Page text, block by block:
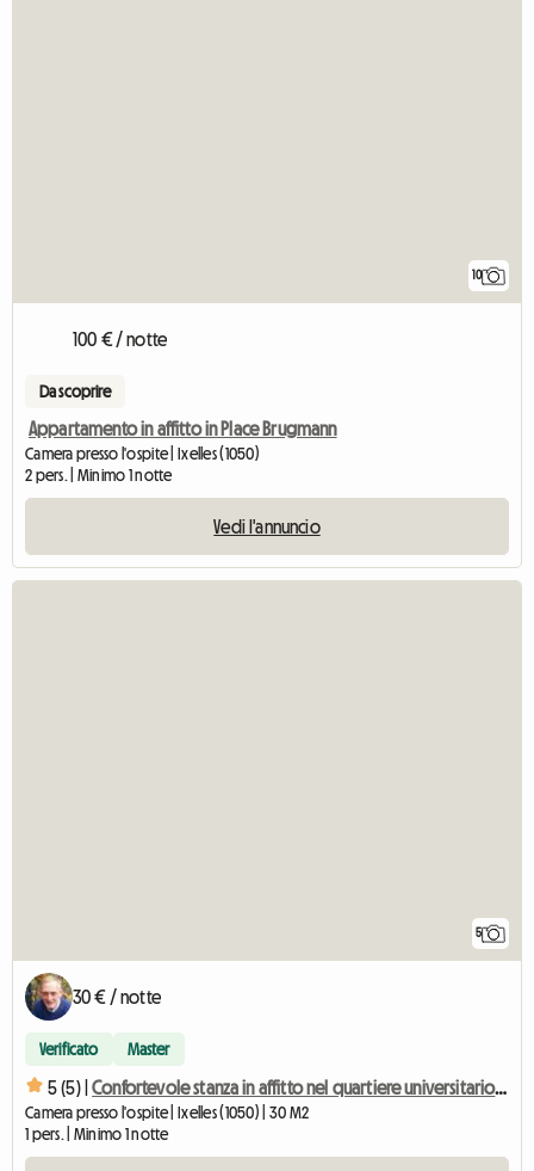
10
100 € / notte
Da scoprire
Appartamento in affitto in Place Brugmann
Camera presso l'ospite | Ixelles (1050)
2 pers. | Minimo 1 notte
Vedi l'annuncio
5
30 € / notte
Verificato Master
5 (5) | Confortevole stanza in affitto nel quartiere universitario di Ixelles
Camera presso l'ospite | Ixelles (1050) | 30 M2
1 pers. | Minimo 1 notte